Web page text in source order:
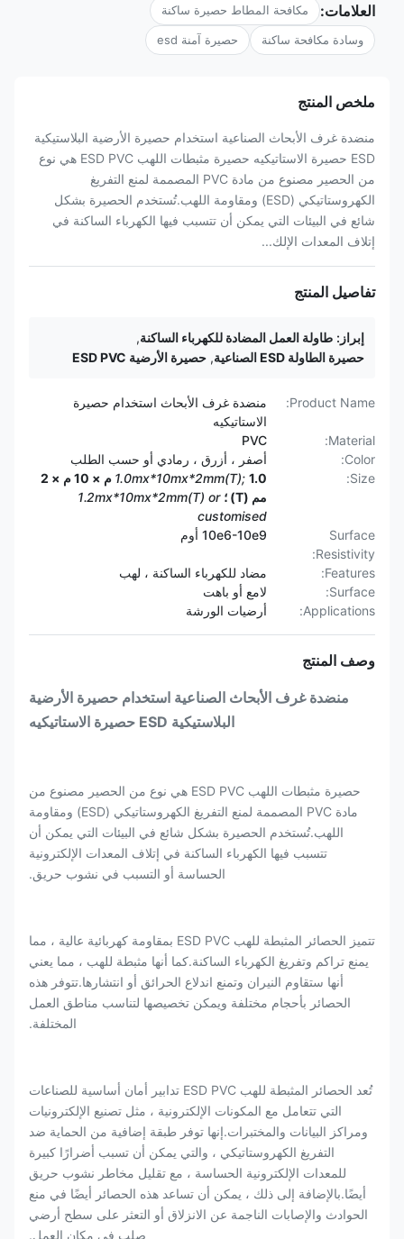
العلامات: مكافحة المطاط حصيرة ساكنة
وسادة مكافحة ساكنة حصيرة آمنة esd
ملخص المنتج
منضدة غرف الأبحاث الصناعية استخدام حصيرة الأرضية البلاستيكية
ESD حصيرة الاستاتيكيه حصيرة مثبطات اللهب ESD PVC هي نوع
من الحصير مصنوع من مادة PVC المصممة لمنع التفريغ
الكهروستاتيكي (ESD) ومقاومة اللهب.تُستخدم الحصيرة بشكل
شائع في البيئات التي يمكن أن تتسبب فيها الكهرباء الساكنة في
إتلاف المعدات الإلك...
تفاصيل المنتج
إبراز: طاولة العمل المضادة للكهرباء الساكنة,
حصيرة الطاولة ESD الصناعية
, حصيرة الأرضية ESD PVC
Product Name:
منضدة غرف الأبحاث استخدام حصيرة
الاستاتيكيه
Material:
PVC
Color:
أصفر ، أزرق ، رمادي أو حسب الطلب
Size:
1.0mx*10mx*2mm(T);
1.0 م × 10 م × 2
مم (T) ؛
1.2mx*10mx*2mm(T) or
customised
Surface
Resistivity:
10e6-10e9 أوم
Features:
مضاد للكهرباء الساكنة ، لهب
Surface:
لامع أو باهت
Applications:
أرضيات الورشة
وصف المنتج
منضدة غرف الأبحاث الصناعية استخدام حصيرة الأرضية
البلاستيكية ESD حصيرة الاستاتيكيه
حصيرة مثبطات اللهب ESD PVC هي نوع من الحصير مصنوع من
مادة PVC المصممة لمنع التفريغ الكهروستاتيكي (ESD) ومقاومة
اللهب.تُستخدم الحصيرة بشكل شائع في البيئات التي يمكن أن
تتسبب فيها الكهرباء الساكنة في إتلاف المعدات الإلكترونية
الحساسة أو التسبب في نشوب حريق.
تتميز الحصائر المثبطة للهب ESD PVC بمقاومة كهربائية عالية ، مما
يمنع تراكم وتفريغ الكهرباء الساكنة.كما أنها مثبطة للهب ، مما يعني
أنها ستقاوم النيران وتمنع اندلاع الحرائق أو انتشارها.تتوفر هذه
الحصائر بأحجام مختلفة ويمكن تخصيصها لتناسب مناطق العمل
المختلفة.
تُعد الحصائر المثبطة للهب ESD PVC تدابير أمان أساسية للصناعات
التي تتعامل مع المكونات الإلكترونية ، مثل تصنيع الإلكترونيات
ومراكز البيانات والمختبرات.إنها توفر طبقة إضافية من الحماية ضد
التفريغ الكهروستاتيكي ، والتي يمكن أن تسبب أضرارًا كبيرة
للمعدات الإلكترونية الحساسة ، مع تقليل مخاطر نشوب حريق
أيضًا.بالإضافة إلى ذلك ، يمكن أن تساعد هذه الحصائر أيضًا في منع
الحوادث والإصابات الناجمة عن الانزلاق أو التعثر على سطح أرضي
صلب في مكان العمل.